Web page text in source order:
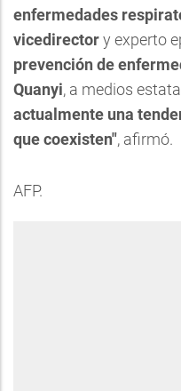
enfermedades
vicedirectory experto
prevención de
Quanyi, a medios
actualmente una
que coexisten", afirmó.
AFP.